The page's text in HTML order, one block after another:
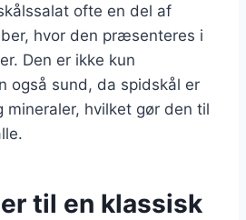
ofte en del af
hvor den præsenteres i
Den er ikke kun
også sund, da spidskål er
mineraler, hvilket gør den til
til en klassisk